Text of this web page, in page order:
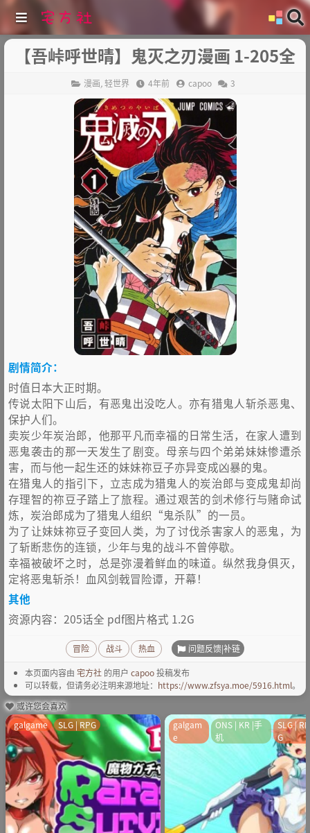
【吾峠呼世晴】鬼灭之刃漫画 1-205全
漫画,轻世界 4年前 capoo 3
剧情简介：
时值日本大正时期。
传说太阳下山后，有恶鬼出没吃人。亦有猎鬼人斩杀恶鬼、
保护人们。
卖炭少年炭治郎，他那平凡而幸福的日常生活，在家人遭到
恶鬼袭击的那一天发生了剧变。母亲与四个弟弟妹妹惨遭杀
害，而与他一起生还的妹妹祢豆子亦异变成凶暴的鬼。
在猎鬼人的指引下，立志成为猎鬼人的炭治郎与变成鬼却尚
存理智的祢豆子踏上了旅程。通过艰苦的剑术修行与赌命试
炼，炭治郎成为了猎鬼人组织“鬼杀队”的一员。
为了让妹妹祢豆子变回人类，为了讨伐杀害家人的恶鬼，为
了斩断悲伤的连锁，少年与鬼的战斗不曾停歇。
幸福被破坏之时，总是弥漫着鲜血的味道。纵然我身俱灭，
定将恶鬼斩杀！血风剑戟冒险谭，开幕！
其他
资源内容：205话全 pdf图片格式 1.2G
冒险 战斗 热血 问题反馈|补链
本页面内容由 宅方社 的用户 capoo投稿发布
可以转载，但请务必注明来源地址： https://www.zfsya.moe/5916.html。
或许您会喜欢
galgame SLG | RPG
galgam
e
ONS | KR |手
机
SLG | RP
G